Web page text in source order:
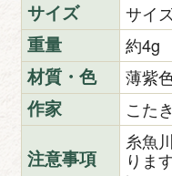
サイズ サイ
重量 約4g
材質・色 薄紫
作家 こた
注意事項
糸魚
りま